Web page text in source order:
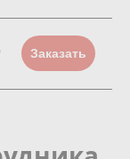
Заказать